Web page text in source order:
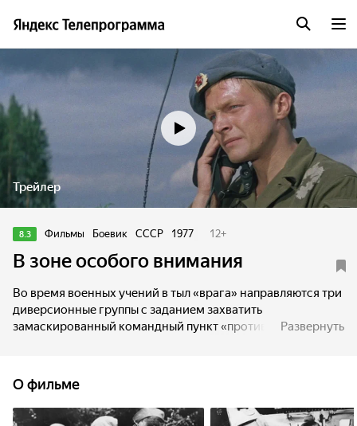
Трейлер
8.3 Фильмы Боевик СССР 1977 12+
В зоне особого внимания
Во время военных учений в тыл «врага» направляются три
диверсионные группы с заданием захватить
замаскированный командный пункт «противника». Срок
Развернуть
О фильме